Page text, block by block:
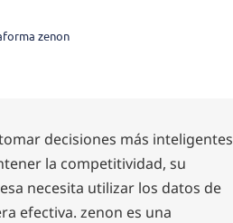
zenon
decisiones más inteligentes
la competitividad, su
necesita utilizar los datos de
efectiva. zenon es una